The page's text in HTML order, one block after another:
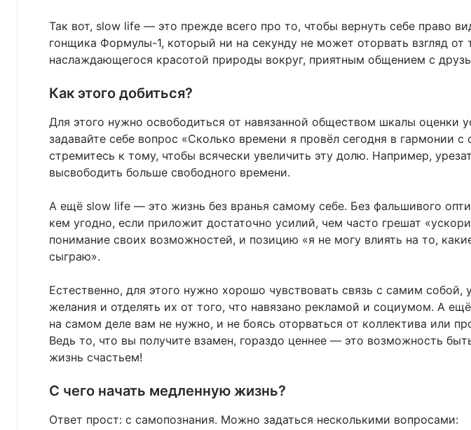
Так вот, slow life — это прежде всего про то, чтобы вернуть себе право
гонщика Формулы-1, который ни на секунду не может оторвать взгляд
наслаждающегося красотой природы вокруг, приятным общением с
Как этого добиться?
Для этого нужно освободиться от навязанной обществом шкалы оценки
задавайте себе вопрос «Сколько времени я провёл сегодня в гармонии
стремитесь к тому, чтобы всячески увеличить эту долю. Например,
высвободить больше свободного времени.
А ещё slow life — это жизнь без вранья самому себе. Без фальшивого
кем угодно, если приложит достаточно усилий, чем часто грешат
понимание своих возможностей, и позицию «я не могу влиять на то,
сыграю».
Естественно, для этого нужно хорошо чувствовать связь с самим
желания и отделять их от того, что навязано рекламой и социумом. А
на самом деле вам не нужно, и не боясь оторваться от коллектива или
Ведь то, что вы получите взамен, гораздо ценнее — это возможность
жизнь счастьем!
С чего начать медленную жизнь?
Ответ прост: с самопознания. Можно задаться несколькими вопросами: